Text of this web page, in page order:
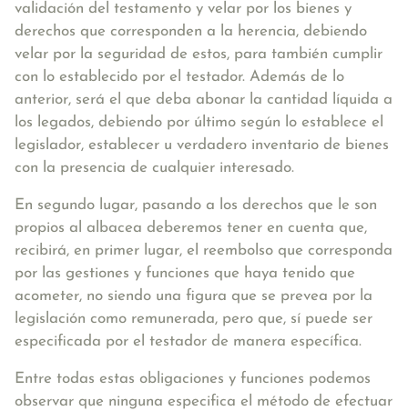
validación del testamento y velar por los bienes y
derechos que corresponden a la herencia, debiendo
velar por la seguridad de estos, para también cumplir
con lo establecido por el testador. Además de lo
anterior, será el que deba abonar la cantidad líquida a
los legados, debiendo por último según lo establece el
legislador, establecer u verdadero inventario de bienes
con la presencia de cualquier interesado.
En segundo lugar, pasando a los derechos que le son
propios al albacea deberemos tener en cuenta que,
recibirá, en primer lugar, el reembolso que corresponda
por las gestiones y funciones que haya tenido que
acometer, no siendo una figura que se prevea por la
legislación como remunerada, pero que, sí puede ser
especificada por el testador de manera específica.
Entre todas estas obligaciones y funciones podemos
observar que ninguna especifica el método de efectuar